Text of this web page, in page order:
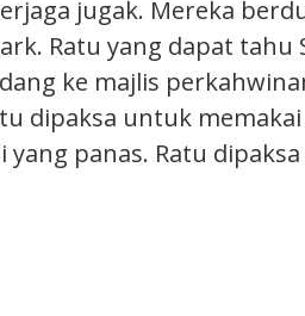
jugak. Mereka
Ratu yang dapat tahu
ke majlis
dipaksa untuk
yang panas. Ratu